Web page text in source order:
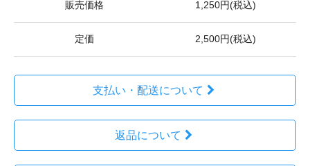
販売価格 1,250円(税込)
定価 2,500円(税込)
支払い・配送について
返品について